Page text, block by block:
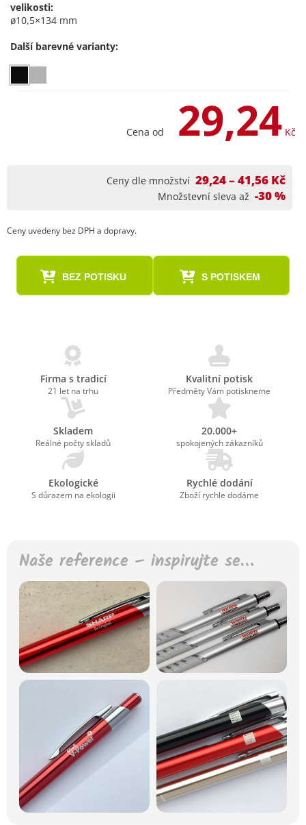
velikosti:
ø10,5×134 mm
Další barevné varianty:
Cena od 29,24 Kč
Ceny dle množství 29,24 – 41,56 Kč
Množstevní sleva až -30 %
Ceny uvedeny bez DPH a dopravy.
BEZ POTISKU S POTISKEM
Firma s tradicí
21 let na trhu
Kvalitní potisk
Předměty Vám potiskneme
Skladem
Reálné počty skladů
20.000+
spokojených zákazníků
Ekologické
S důrazem na ekologii
Rychlé dodání
Zboží rychle dodáme
Naše reference – inspirujte se…